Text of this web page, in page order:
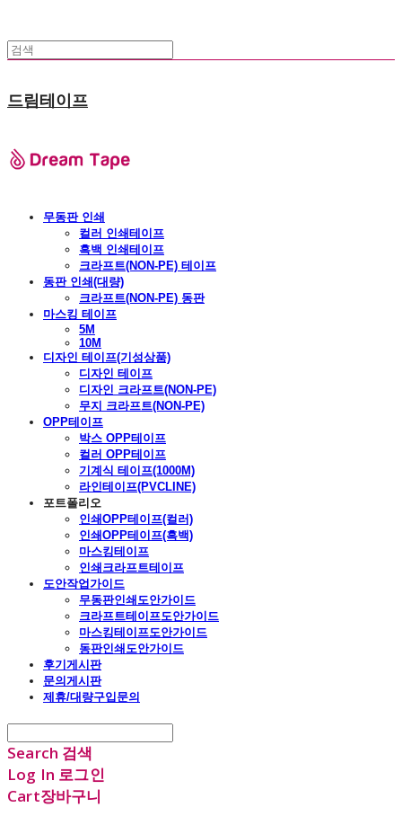
드림테이프
무동판 인쇄
컬러 인쇄테이프
흑백 인쇄테이프
크라프트(NON-PE) 테이프
동판 인쇄(대량)
크라프트(NON-PE) 동판
마스킹 테이프
5M
10M
디자인 테이프(기성상품)
디자인 테이프
디자인 크라프트(NON-PE)
무지 크라프트(NON-PE)
OPP테이프
박스 OPP테이프
컬러 OPP테이프
기계식 테이프(1000M)
라인테이프(PVCLINE)
포트폴리오
인쇄OPP테이프(컬러)
인쇄OPP테이프(흑백)
마스킹테이프
인쇄크라프트테이프
도안작업가이드
무동판인쇄도안가이드
크라프트테이프도안가이드
마스킹테이프도안가이드
동판인쇄도안가이드
후기게시판
문의게시판
제휴/대량구입문의
Search 검색
Log In 로그인
Cart장바구니